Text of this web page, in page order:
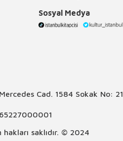
Sosyal Medya
Cad. 1584 Sokak No: 21
saklıdır. © 2024